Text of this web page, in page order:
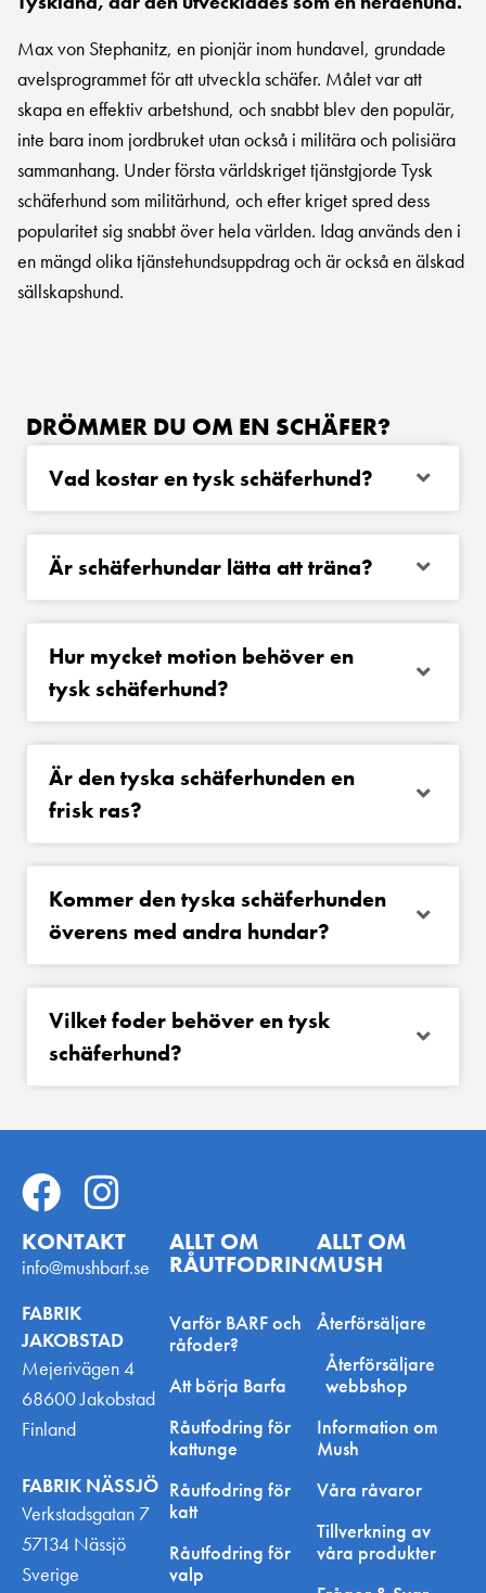
Max von Stephanitz, en pionjär inom hundavel, grundade
avelsprogrammet för att utveckla schäfer. Målet var att
skapa en effektiv arbetshund, och snabbt blev den populär,
inte bara inom jordbruket utan också i militära och polisiära
sammanhang. Under första världskriget tjänstgjorde Tysk
schäferhund som militärhund, och efter kriget spred dess
popularitet sig snabbt över hela världen. Idag används den i
en mängd olika tjänstehundsuppdrag och är också en älskad
sällskapshund.
DRÖMMER DU OM EN SCHÄFER?
Vad kostar en tysk schäferhund?
Är schäferhundar lätta att träna?
Hur mycket motion behöver en
tysk schäferhund?
Är den tyska schäferhunden en
frisk ras?
Kommer den tyska schäferhunden
överens med andra hundar?
Vilket foder behöver en tysk
schäferhund?
KONTAKT
info@mushbarf.se
FABRIK
JAKOBSTAD
Mejerivägen 4
68600 Jakobstad
Finland
FABRIK NÄSSJÖ
Verkstadsgatan 7
57134 Nässjö
Sverige
ALLT OM
RÅUTFODRING
Varför BARF och
råfoder?
Att börja Barfa
Råutfodring för
kattunge
Råutfodring för
katt
Råutfodring för
valp
ALLT OM
MUSH
Återförsäljare
Återförsäljare
webbshop
Information om
Mush
Våra råvaror
Tillverkning av
våra produkter